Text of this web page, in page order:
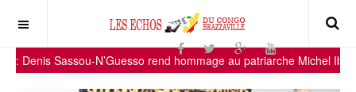
N’Guesso rend hommage au patriarche Michel Ibara Mbembé